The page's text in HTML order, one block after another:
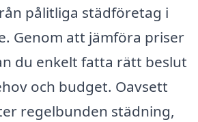
pålitliga städföretag i
Genom att jämföra priser
du enkelt fatta rätt beslut
och budget. Oavsett
regelbunden städning,